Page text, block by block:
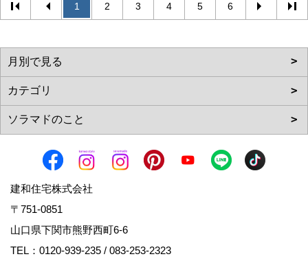
1 2 3 4 5 6
建和住宅株式会社
〒751-0851
山口県下関市熊野西町6-6
TEL： 0120-939-235 / 083-253-2323